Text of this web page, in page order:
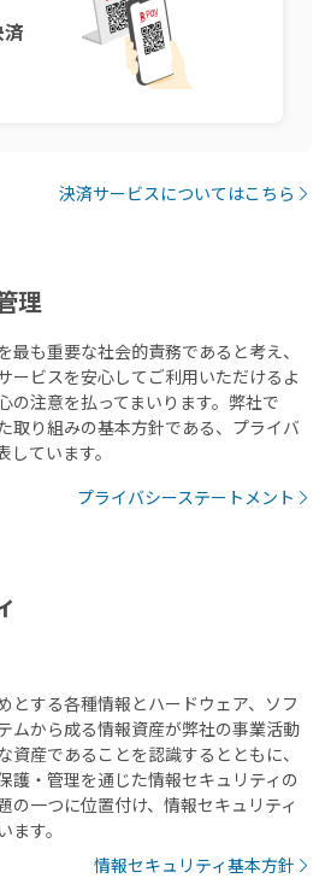
決済サービスについてはこちら
理
最も重要な社会的責務であると考え、
ービスを安心してご利用いただけるよ
の注意を払ってまいります。弊社で
取り組みの基本方針である、プライバ
ています。
プライバシーステートメント
とする各種情報とハードウェア、ソフ
ムから成る情報資産が弊社の事業活動
資産であることを認識するとともに、
護・管理を通じた情報セキュリティの
の一つに位置付け、情報セキュリティ
す。
情報セキュリティ基本方針